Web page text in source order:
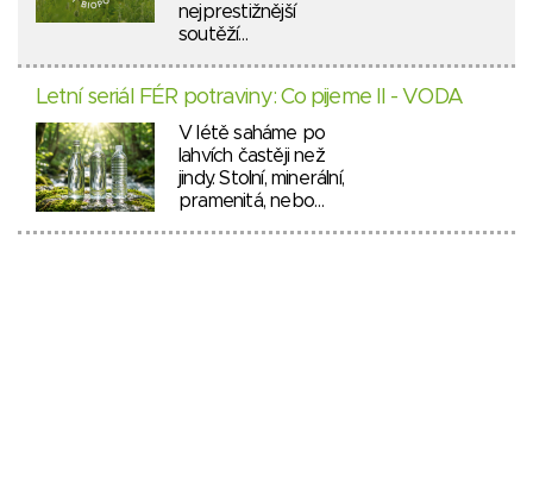
nejprestižnější
soutěží…
Letní seriál FÉR potraviny: Co pijeme II - VODA
V létě saháme po
lahvích častěji než
jindy. Stolní, minerální,
pramenitá, nebo…